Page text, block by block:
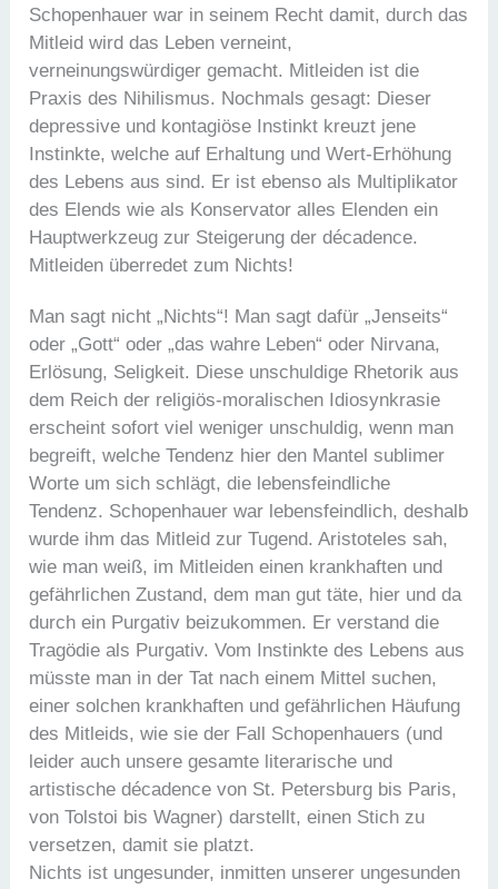
Schopenhauer war in seinem Recht damit, durch das
Mitleid wird das Leben verneint,
verneinungswürdiger gemacht. Mitleiden ist die
Praxis des Nihilismus. Nochmals gesagt: Dieser
depressive und kontagiöse Instinkt kreuzt jene
Instinkte, welche auf Erhaltung und Wert-Erhöhung
des Lebens aus sind. Er ist ebenso als Multiplikator
des Elends wie als Konservator alles Elenden ein
Hauptwerkzeug zur Steigerung der décadence.
Mitleiden überredet zum Nichts!
Man sagt nicht „Nichts“! Man sagt dafür „Jenseits“
oder „Gott“ oder „das wahre Leben“ oder Nirvana,
Erlösung, Seligkeit. Diese unschuldige Rhetorik aus
dem Reich der religiös-moralischen Idiosynkrasie
erscheint sofort viel weniger unschuldig, wenn man
begreift, welche Tendenz hier den Mantel sublimer
Worte um sich schlägt, die lebensfeindliche
Tendenz. Schopenhauer war lebensfeindlich, deshalb
wurde ihm das Mitleid zur Tugend. Aristoteles sah,
wie man weiß, im Mitleiden einen krankhaften und
gefährlichen Zustand, dem man gut täte, hier und da
durch ein Purgativ beizukommen. Er verstand die
Tragödie als Purgativ. Vom Instinkte des Lebens aus
müsste man in der Tat nach einem Mittel suchen,
einer solchen krankhaften und gefährlichen Häufung
des Mitleids, wie sie der Fall Schopenhauers (und
leider auch unsere gesamte literarische und
artistische décadence von St. Petersburg bis Paris,
von Tolstoi bis Wagner) darstellt, einen Stich zu
versetzen, damit sie platzt.
Nichts ist ungesunder, inmitten unserer ungesunden